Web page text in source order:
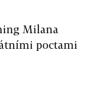
Milana
poctami